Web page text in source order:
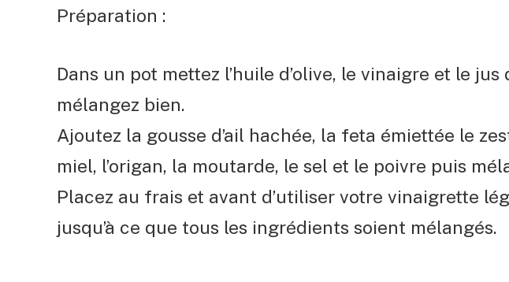
Préparation :
Dans un pot mettez l’huile d’olive, le vinaigre et le
mélangez bien.
Ajoutez la gousse d’ail hachée, la feta émiettée le
miel, l’origan, la moutarde, le sel et le poivre puis
Placez au frais et avant d’utiliser votre vinaigrette
jusqu’à ce que tous les ingrédients soient mélangés.